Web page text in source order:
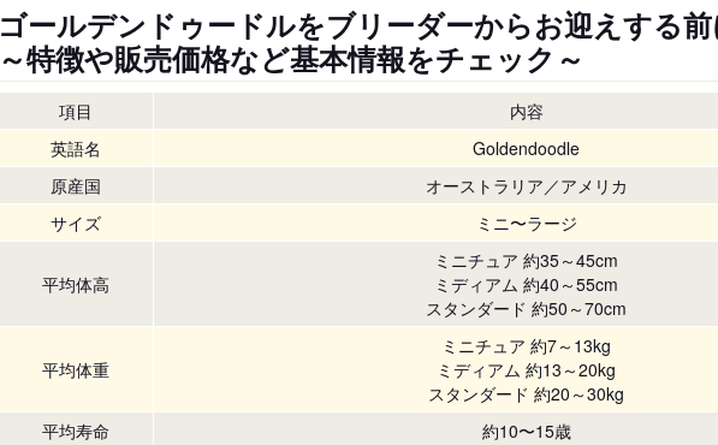
ゴールデンドゥードルをブリーダーからお迎えする
～特徴や販売価格など基本情報をチェック～
項目
内容
英語名
Goldendoodle
原産国
オーストラリア／アメリカ
サイズ
ミニ〜ラージ
平均体高
ミニチュア 約35～45cm
ミディアム 約40～55cm
スタンダード 約50～70cm
平均体重
ミニチュア 約7～13kg
ミディアム 約13～20kg
スタンダード 約20～30kg
平均寿命
約10〜15歳